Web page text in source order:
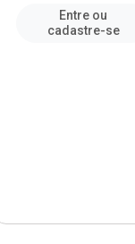
Entre ou
cadastre-se